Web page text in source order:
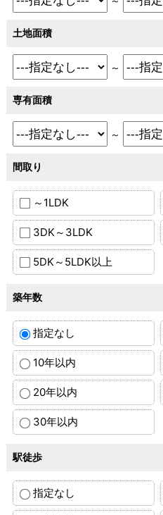
土地面積
～
専有面積
～
間取り
～1LDK
3DK～3LDK
5DK～5LDK以上
築年数
指定なし
10年以内
20年以内
30年以内
駅徒歩
指定なし